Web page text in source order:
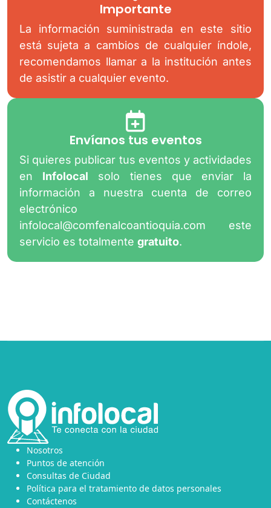
Importante
La información suministrada en este sitio
está sujeta a cambios de cualquier índole,
recomendamos llamar a la institución antes
de asistir a cualquier evento.
Envíanos tus eventos
Si quieres publicar tus eventos y actividades
en Infolocal solo tienes que enviar la
información a nuestra cuenta de correo
electrónico
infolocal@comfenalcoantioquia.com este
servicio es totalmente gratuito.
Nosotros
Puntos de atención
Consultas de Ciudad
Política para el tratamiento de datos personales
Contáctenos